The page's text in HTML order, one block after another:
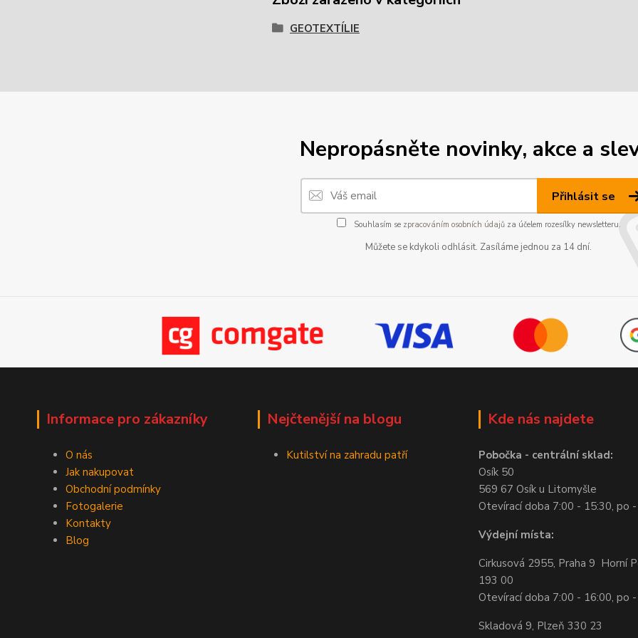
GEOTEXTÍLIE
Nepropásněte novinky, akce a
Přihlásit se
Souhlasím se zpracováním osobních údajůza účelem rozesílky newsletteru.
Můžete se kdykoli odhlásit. Zasíláme jednou za 14 dní.
Informace pro zákazníky
O nás
Jak nakupovat
Obchodní podmínky
Fotogalerie
Kontakty
Blog
Nejčtenější na blogu
Kutilství na zahradu patří
Kde nás najdete
Pobočka - centrální sklad:
Osík 50
569 67 Osík u Litomyšle
Otevírací doba 7:00 - 15:30, po
Výdejní místa:
Cirkusová 2955, Praha 9 Horní
193 00
Otevírací doba 7:00 - 16:00, po
Skladová 9, Plzeň 330 23